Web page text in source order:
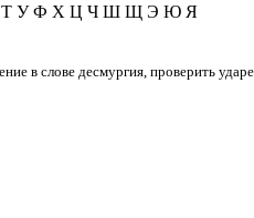
Т У Ф Х Ц Ч Ш Щ Э Ю Я
в слове десмургия, проверить